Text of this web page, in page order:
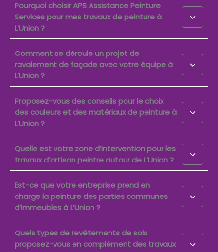
Pourquoi choisir APS Assistance Peinture
Services pour mes travaux de peinture à
L’Union ?
Comment se déroule un projet de
ravalement de façade avec votre équipe à
L’Union ?
Proposez-vous des conseils pour le choix
des couleurs et des matériaux de peinture à
L’Union ?
Quelle est votre zone d’intervention pour les
travaux d’artisan peintre autour de L’Union ?
Est-ce que votre entreprise prend en
charge la peinture des parties communes
d’immeubles à L’Union ?
Quels types de revêtements de sols
proposez-vous en complément des travaux